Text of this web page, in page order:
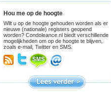
Hou me op de hoogte
Wilt u op de hoogte gehouden worden als er
nieuwe (nationale) registers geopend
worden? Condoleance.nl biedt verschillende
mogelijkheden om op de hoogte te blijven,
zoals e-mail, Twitter en SMS.